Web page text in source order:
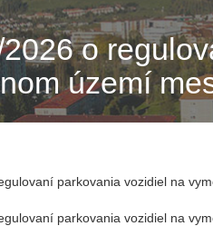
o
území
parkovania vozidiel na
parkovania vozidiel na